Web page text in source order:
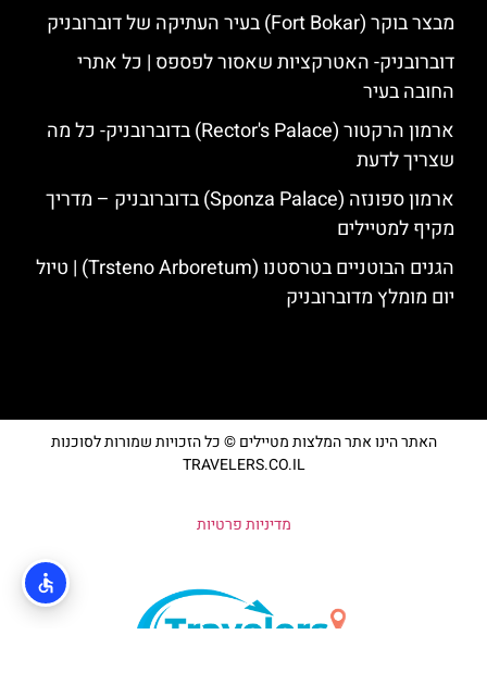
מבצר בוקר (Fort Bokar) בעיר העתיקה של דוברובניק
דוברובניק- האטרקציות שאסור לפספס | כל אתרי
החובה בעיר
ארמון הרקטור (Rector's Palace) בדוברובניק- כל מה
שצריך לדעת
ארמון ספונזה (Sponza Palace) בדוברובניק – מדריך
מקיף למטיילים
הגנים הבוטניים בטרסטנו (Trsteno Arboretum) | טיול
יום מומלץ מדוברובניק
האתר הינו אתר המלצות מטיילים © כל הזכויות שמורות לסוכנות
TRAVELERS.CO.IL
מדיניות פרטיות